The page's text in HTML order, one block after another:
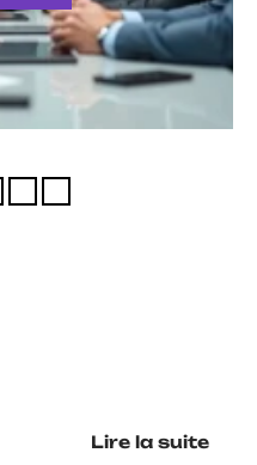
Lire la suite